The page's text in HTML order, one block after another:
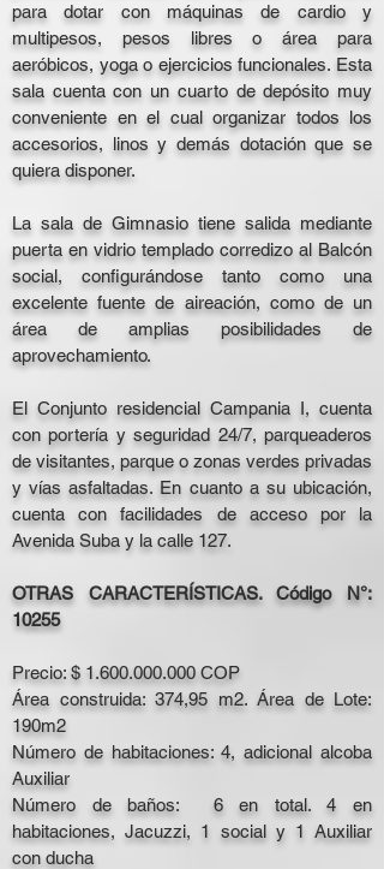
para dotar con máquinas de cardio y
multipesos, pesos libres o área para
aeróbicos, yoga o ejercicios funcionales. Esta
sala cuenta con un cuarto de depósito muy
conveniente en el cual organizar todos los
accesorios, linos y demás dotación que se
quiera disponer.
La sala de Gimnasio tiene salida mediante
puerta en vidrio templado corredizo al Balcón
social, configurándose tanto como una
excelente fuente de aireación, como de un
área de amplias posibilidades de
aprovechamiento.
El Conjunto residencial Campania I, cuenta
con portería y seguridad 24/7, parqueaderos
de visitantes, parque o zonas verdes privadas
y vías asfaltadas. En cuanto a su ubicación,
cuenta con facilidades de acceso por la
Avenida Suba y la calle 127.
OTRAS CARACTERÍSTICAS. Código N°:
10255
Precio: $ 1.600.000.000 COP
Área construida: 374,95 m2. Área de Lote:
190m2
Número de habitaciones: 4, adicional alcoba
Auxiliar
Número de baños: 6 en total. 4 en
habitaciones, Jacuzzi, 1 social y 1 Auxiliar
con ducha